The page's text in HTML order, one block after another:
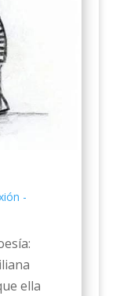
-
ella